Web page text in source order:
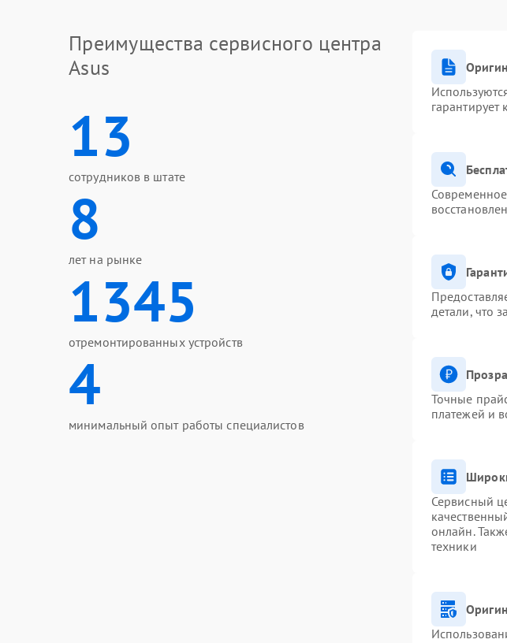
Преимущества сервисного центра
Asus
13
сотрудников в штате
8
лет на рынке
1345
отремонтированных устройств
4
минимальный опыт работы специалистов
детали, что
Точные
платежей и
Сервисный
онлайн.
техники